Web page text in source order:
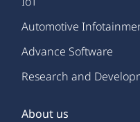
Automotive
Advance Software
Research and
About us